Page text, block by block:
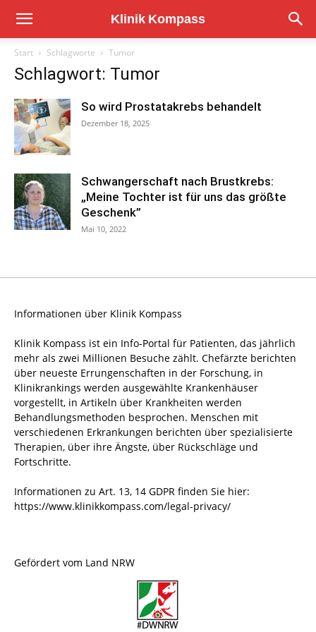
Start Schlagworte Tumor
Schlagwort: Tumor
So wird Prostatakrebs behandelt
Dezember 18, 2025
Schwangerschaft nach Brustkrebs:
„Meine Tochter ist für uns das größte
Geschenk”
Mai 10, 2022
Informationen über Klinik Kompass
Klinik Kompass ist ein Info-Portal für Patienten, das jährlich
mehr als zwei Millionen Besuche zählt. Chefärzte berichten
über neueste Errungenschaften in der Forschung, in
Klinikrankings werden ausgewählte Krankenhäuser
vorgestellt, in Artikeln über Krankheiten werden
Behandlungsmethoden besprochen. Menschen mit
verschiedenen Erkrankungen berichten über spezialisierte
Therapien, über ihre Ängste, über Rückschläge und
Fortschritte.
Informationen zu Art. 13, 14 GDPR finden Sie hier:
https://www.klinikkompass.com/legal-privacy/
Gefördert vom Land NRW